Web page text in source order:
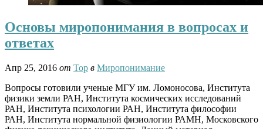
Основы миропонимания в вопросах и
ответах
Апр 25, 2016 от Тор в Миропонимание
Вопросы готовили ученые МГУ им. Ломоносова, Института
физики земли РАН, Института космических исследований
РАН, Института психологии РАН, Института философии
РАН, Института нормальной физиологии РАМН, Московского